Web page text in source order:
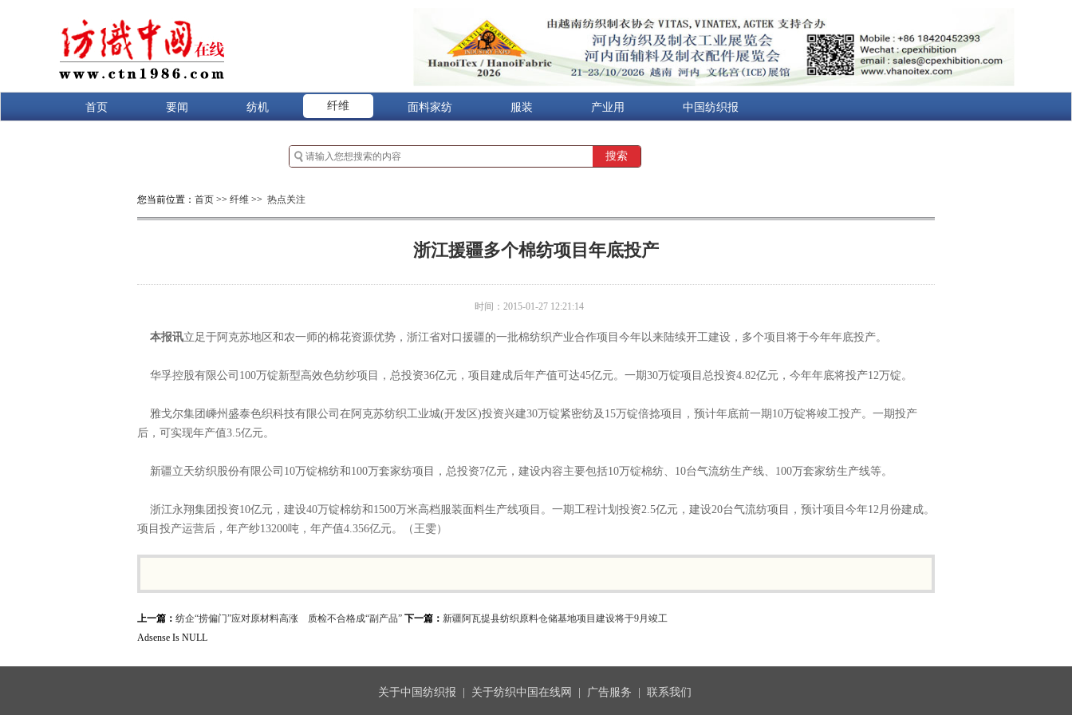
首页 要闻 纺机 纤维 面料家纺 服装 产业用 中国纺织报
您当前位置： 首页 >> 纤维 >> 热点关注
浙江援疆多个棉纺项目年底投产
时间：2015-01-27 12:21:14
本报讯立足于阿克苏地区和农一师的棉花资源优势，浙江省对口援疆的一批棉纺织产业合作项目今年以来陆续开工建设，多个项目将于今年年底投产。
华孚控股有限公司100万锭新型高效色纺纱项目，总投资36亿元，项目建成后年产值可达45亿元。一期30万锭项目总投资4.82亿元，今年年底将投产12万锭。
雅戈尔集团嵊州盛泰色织科技有限公司在阿克苏纺织工业城(开发区)投资兴建30万锭紧密纺及15万锭倍捻项目，预计年底前一期10万锭将竣工投产。一期投产
后，可实现年产值3.5亿元。
新疆立天纺织股份有限公司10万锭棉纺和100万套家纺项目，总投资7亿元，建设内容主要包括10万锭棉纺、10台气流纺生产线、100万套家纺生产线等。
浙江永翔集团投资10亿元，建设40万锭棉纺和1500万米高档服装面料生产线项目。一期工程计划投资2.5亿元，建设20台气流纺项目，预计项目今年12月份建成。
项目投产运营后，年产纱13200吨，年产值4.356亿元。（王雯）
上一篇： 纺企“捞偏门”应对原材料高涨 质检不合格成“副产品” 下一篇： 新疆阿瓦提县纺织原料仓储基地项目建设将于9月竣工
Adsense Is NULL
关于中国纺织报 关于纺织中国在线网 广告服务 联系我们